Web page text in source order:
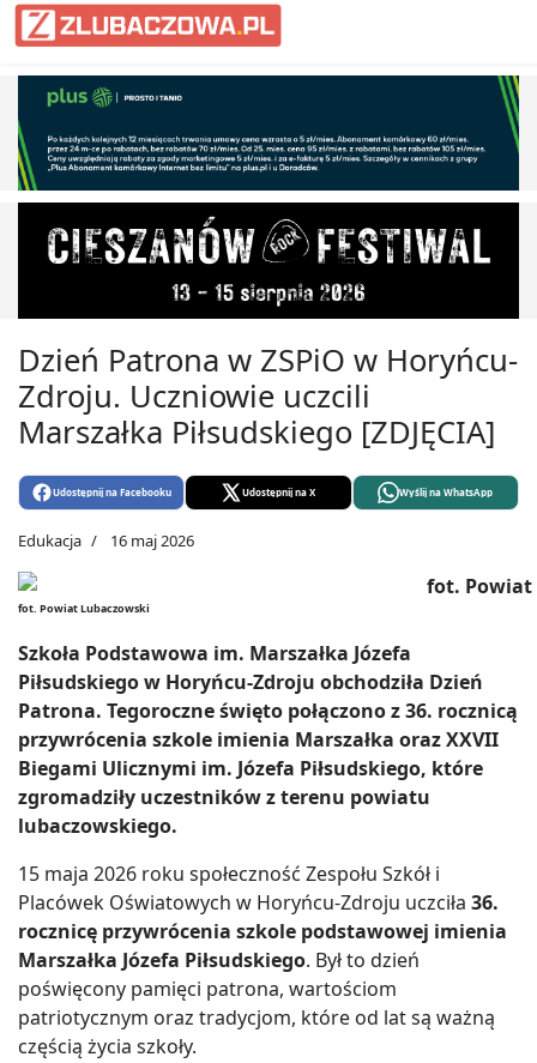
Dzień Patrona w ZSPiO w Horyńcu-
Zdroju. Uczniowie uczcili
Marszałka Piłsudskiego [ZDJĘCIA]
Udostępnij na Facebooku Udostępnij na X Wyślij na WhatsApp
Edukacja 16 maj 2026
fot. Powiat Lubaczowski
Szkoła Podstawowa im. Marszałka Józefa
Piłsudskiego w Horyńcu-Zdroju obchodziła Dzień
Patrona. Tegoroczne święto połączono z 36. rocznicą
przywrócenia szkole imienia Marszałka oraz XXVII
Biegami Ulicznymi im. Józefa Piłsudskiego, które
zgromadziły uczestników z terenu powiatu
lubaczowskiego.
15 maja 2026 roku społeczność Zespołu Szkół i
Placówek Oświatowych w Horyńcu-Zdroju uczciła 36.
rocznicę przywrócenia szkole podstawowej imienia
Marszałka Józefa Piłsudskiego. Był to dzień
poświęcony pamięci patrona, wartościom
patriotycznym oraz tradycjom, które od lat są ważną
częścią życia szkoły.